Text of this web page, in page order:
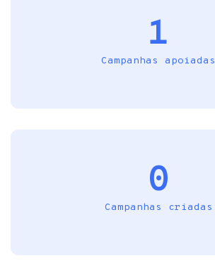
1
Campanhas apoiadas
0
Campanhas criadas